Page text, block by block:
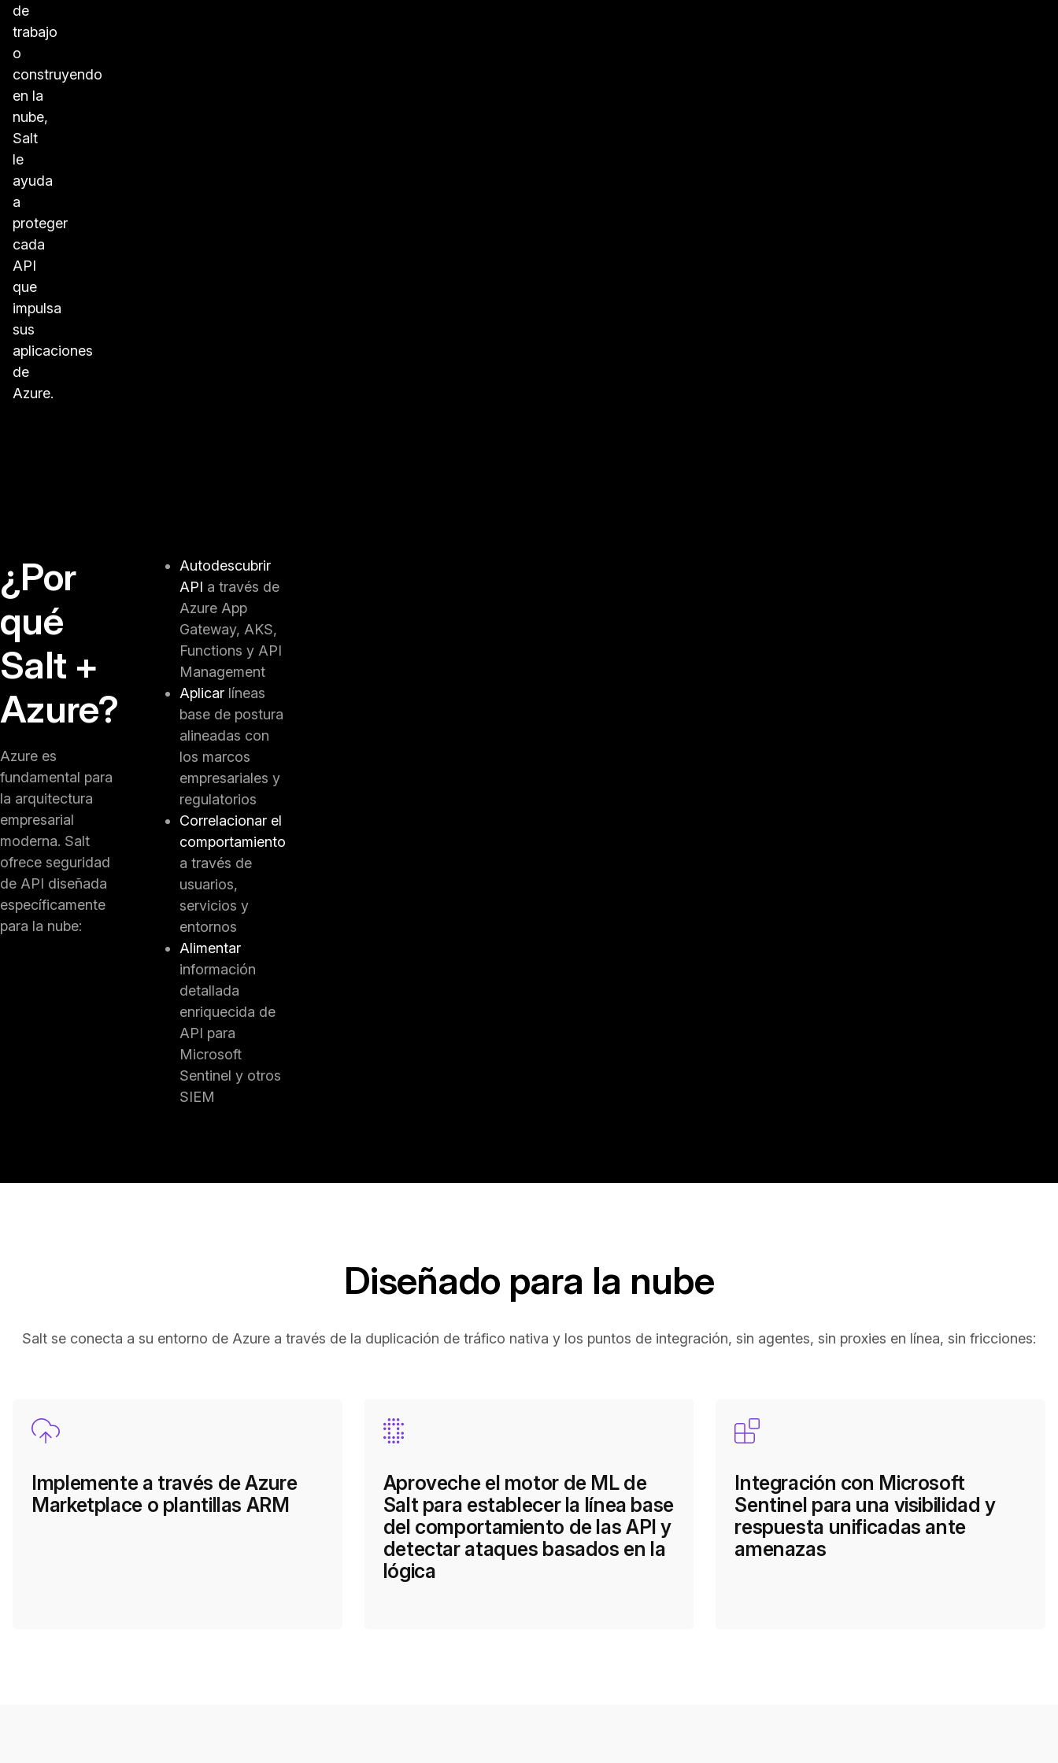
de
trabajo
o
construyendo
en la
nube,
Salt
le
ayuda
a
proteger
cada
API
que
impulsa
sus
aplicaciones
de
Azure.
¿Por
qué
Salt +
Azure?
Azure es
fundamental para
la arquitectura
empresarial
moderna. Salt
ofrece seguridad
de API diseñada
específicamente
para la nube:
Autodescubrir
API a través de
Azure App
Gateway, AKS,
Functions y API
Management
Aplicar líneas
base de postura
alineadas con
los marcos
empresariales y
regulatorios
Correlacionar el
comportamiento
a través de
usuarios,
servicios y
entornos
Alimentar
información
detallada
enriquecida de
API para
Microsoft
Sentinel y otros
SIEM
Diseñado para la nube
Salt se conecta a su entorno de Azure a través de la duplicación de tráfico nativa y los puntos de integración, sin agentes, sin proxies en línea, sin fricciones:
Implemente a través de Azure
Marketplace o plantillas ARM
Aproveche el motor de ML de
Salt para establecer la línea base
del comportamiento de las API y
detectar ataques basados en la
lógica
Integración con Microsoft
Sentinel para una visibilidad y
respuesta unificadas ante
amenazas